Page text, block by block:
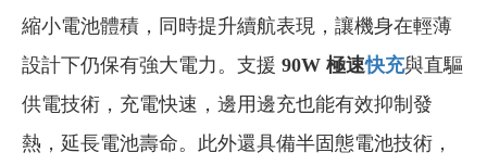
縮小電池體積，同時提升續航表現，讓機身在輕薄
設計下仍保有強大電力。支援 90W 極速快充與直驅
供電技術，充電快速，邊用邊充也能有效抑制發
熱，延長電池壽命。此外還具備半固態電池技術，